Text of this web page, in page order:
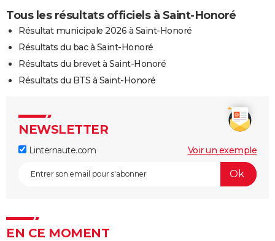
Tous les résultats officiels à Saint-Honoré
Résultat municipale 2026 à Saint-Honoré
Résultats du bac à Saint-Honoré
Résultats du brevet à Saint-Honoré
Résultats du BTS à Saint-Honoré
NEWSLETTER
Linternaute.com Voir un exemple
EN CE MOMENT